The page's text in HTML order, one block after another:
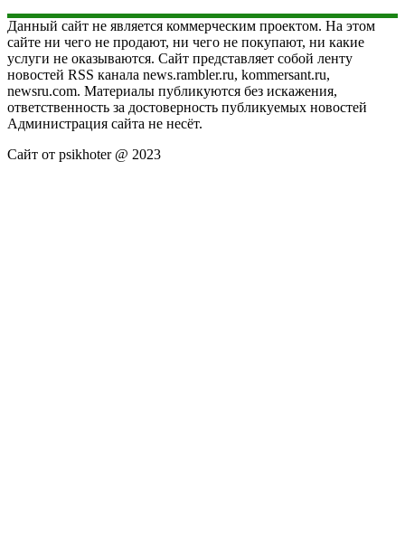
Данный сайт не является коммерческим проектом. На этом
сайте ни чего не продают, ни чего не покупают, ни какие
услуги не оказываются. Сайт представляет собой ленту
новостей RSS канала news.rambler.ru, kommersant.ru,
newsru.com. Материалы публикуются без искажения,
ответственность за достоверность публикуемых новостей
Администрация сайта не несёт.
Сайт от psikhoter @ 2023